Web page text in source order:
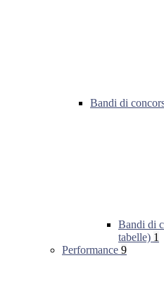
Bandi di
Bandi di
tabelle) 1
Performance 9